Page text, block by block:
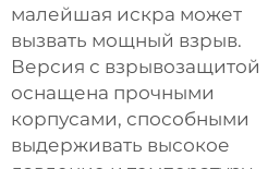
малейшая искра может
вызвать мощный взрыв.
Версия с взрывозащитой
оснащена прочными
корпусами, способными
выдерживать высокое